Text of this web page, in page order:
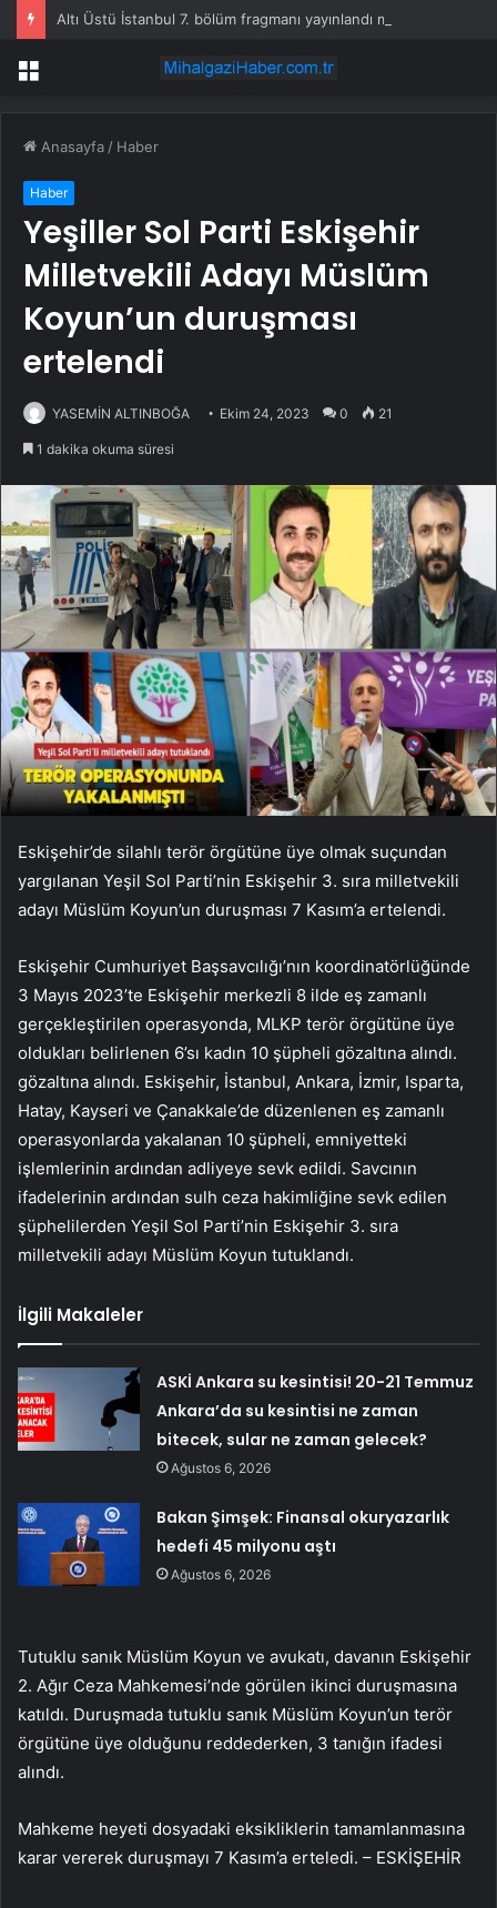
Altı Üstü İstanbul 7. bölüm fragmanı yayınlandı mı?
Menü
Anasayfa / Haber
Haber
Yeşiller Sol Parti Eskişehir
Milletvekili Adayı Müslüm
Koyun’un duruşması
ertelendi
YASEMİN ALTINBOĞA Ekim 24, 2023 0 21
1 dakika okuma süresi
Eskişehir’de silahlı terör örgütüne üye olmak suçundan
yargılanan Yeşil Sol Parti’nin Eskişehir 3. sıra milletvekili
adayı Müslüm Koyun’un duruşması 7 Kasım’a ertelendi.
Eskişehir Cumhuriyet Başsavcılığı’nın koordinatörlüğünde
3 Mayıs 2023’te Eskişehir merkezli 8 ilde eş zamanlı
gerçekleştirilen operasyonda, MLKP terör örgütüne üye
oldukları belirlenen 6’sı kadın 10 şüpheli gözaltına alındı.
gözaltına alındı. Eskişehir, İstanbul, Ankara, İzmir, Isparta,
Hatay, Kayseri ve Çanakkale’de düzenlenen eş zamanlı
operasyonlarda yakalanan 10 şüpheli, emniyetteki
işlemlerinin ardından adliyeye sevk edildi. Savcının
ifadelerinin ardından sulh ceza hakimliğine sevk edilen
şüphelilerden Yeşil Sol Parti’nin Eskişehir 3. sıra
milletvekili adayı Müslüm Koyun tutuklandı.
İlgili Makaleler
ASKİ Ankara su kesintisi! 20-21 Temmuz
Ankara’da su kesintisi ne zaman
bitecek, sular ne zaman gelecek?
Ağustos 6, 2026
Bakan Şimşek: Finansal okuryazarlık
hedefi 45 milyonu aştı
Ağustos 6, 2026
Tutuklu sanık Müslüm Koyun ve avukatı, davanın Eskişehir
2. Ağır Ceza Mahkemesi’nde görülen ikinci duruşmasına
katıldı. Duruşmada tutuklu sanık Müslüm Koyun’un terör
örgütüne üye olduğunu reddederken, 3 tanığın ifadesi
alındı.
Mahkeme heyeti dosyadaki eksikliklerin tamamlanmasına
karar vererek duruşmayı 7 Kasım’a erteledi. – ESKİŞEHİR